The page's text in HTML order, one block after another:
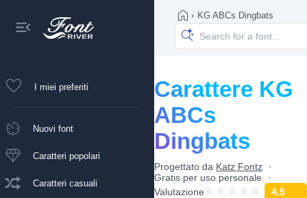
I miei preferiti
Nuovi font
Caratteri popolari
Caratteri casuali
› KG ABCs Dingbats
Carattere KG
ABCs
Dingbats
Progettato da Katz Fontz
Gratis per uso personale
Valutazione
4.5